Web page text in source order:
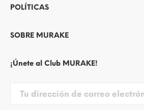
POLÍTICAS
SOBRE MURAKE
¡Únete al Club MURAKE!